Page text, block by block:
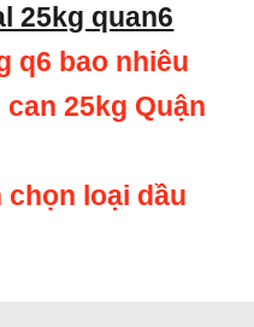
25kg quan6
q6 bao nhiêu
25kg Quận
chọn loại dầu